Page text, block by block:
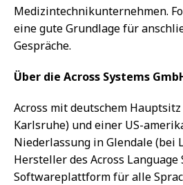
Medizintechnikunternehmen.
eine gute Grundlage für
Gespräche.
Über die Across Systems
Across mit deutschem
Karlsruhe) und einer US-
Niederlassung in Glendale (bei
Hersteller des Across Language
Softwareplattform für alle